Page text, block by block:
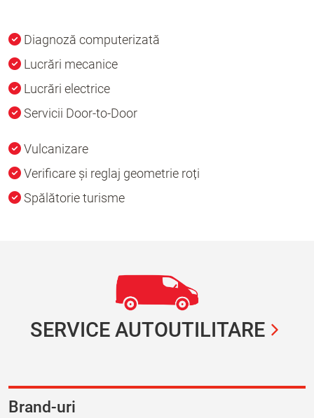
Diagnoză computerizată
Lucrări mecanice
Lucrări electrice
Servicii Door-to-Door
Vulcanizare
Verificare și reglaj geometrie roți
Spălătorie turisme
SERVICE AUTOUTILITARE
Brand-uri